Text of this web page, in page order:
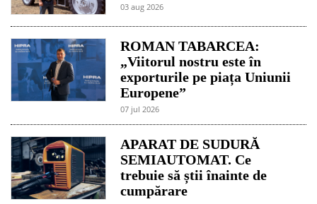
03 aug 2026
ROMAN TABARCEA:
„Viitorul nostru este în
exporturile pe piața Uniunii
Europene”
07 jul 2026
APARAT DE SUDURĂ
SEMIAUTOMAT. Ce
trebuie să știi înainte de
cumpărare